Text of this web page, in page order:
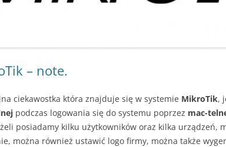
– note.
ciekawostka która znajduje się w systemie MikroTik,
podczas logowania się do systemu poprzez mac-
posiadamy kilku użytkowników oraz kilka urządzeń,
można również ustawić logo firmy, można także